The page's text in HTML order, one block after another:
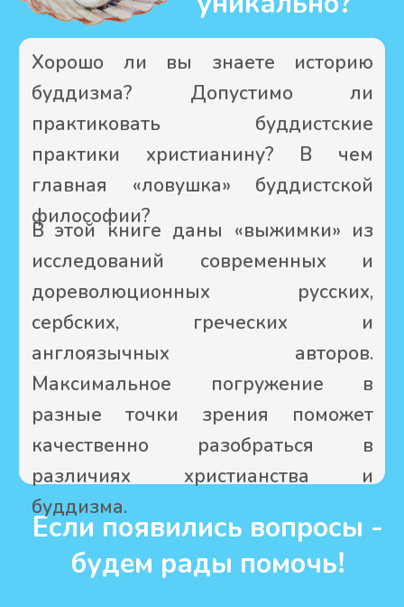
Оставить отзыв
Прочитали эту книгу?
книгу, мы будем рады Вашему
честному и ёмкому мнению о
ней.
Пока только
внимание и дружелюбную
дискуссию. Уверены, что доброе
христианское отношение будет в
каждом обсуждении.
Проповедуйте
Царство Божие
Каким должен быть отзыв и как
пожалуйста, через почту
pp.mission@yandex.ru